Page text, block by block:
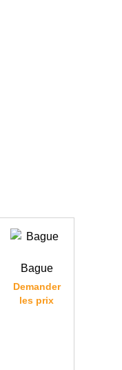
Bague
Demander
les prix